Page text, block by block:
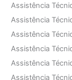
Assistência
Assistência
Assistência
Assistência
Assistência
Assistência